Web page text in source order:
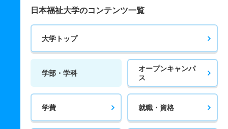
日本福祉大学のコンテンツ一覧
大学トップ
学部・学科
オープンキャンパ
ス
学費 就職・資格